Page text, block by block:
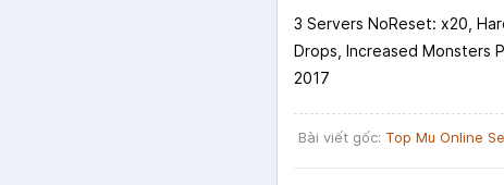
3 Servers NoReset: x20,
Drops, Increased Monsters
2017
Bài viết gốc: Top Mu Online